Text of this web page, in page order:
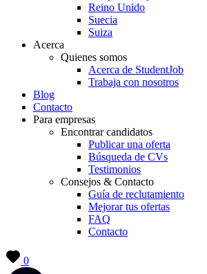
Reino Unido
Suecia
Suiza
Acerca
Quienes somos
Acerca de StudentJob
Trabaja con nosotros
Blog
Contacto
Para empresas
Encontrar candidatos
Publicar una oferta
Búsqueda de CVs
Testimonios
Consejos & Contacto
Guía de reclutamiento
Mejorar tus ofertas
FAQ
Contacto
0